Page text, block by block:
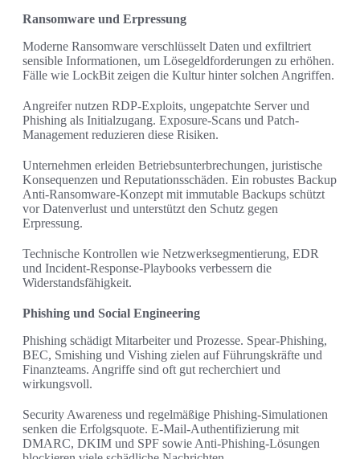
Ransomware und Erpressung
Moderne Ransomware verschlüsselt Daten und exfiltriert
sensible Informationen, um Lösegeldforderungen zu erhöhen.
Fälle wie LockBit zeigen die Kultur hinter solchen Angriffen.
Angreifer nutzen RDP-Exploits, ungepatchte Server und
Phishing als Initialzugang. Exposure-Scans und Patch-
Management reduzieren diese Risiken.
Unternehmen erleiden Betriebsunterbrechungen, juristische
Konsequenzen und Reputationsschäden. Ein robustes Backup
Anti-Ransomware-Konzept mit immutable Backups schützt
vor Datenverlust und unterstützt den Schutz gegen
Erpressung.
Technische Kontrollen wie Netzwerksegmentierung, EDR
und Incident-Response-Playbooks verbessern die
Widerstandsfähigkeit.
Phishing und Social Engineering
Phishing schädigt Mitarbeiter und Prozesse. Spear-Phishing,
BEC, Smishing und Vishing zielen auf Führungskräfte und
Finanzteams. Angriffe sind oft gut recherchiert und
wirkungsvoll.
Security Awareness und regelmäßige Phishing-Simulationen
senken die Erfolgsquote. E-Mail-Authentifizierung mit
DMARC, DKIM und SPF sowie Anti-Phishing-Lösungen